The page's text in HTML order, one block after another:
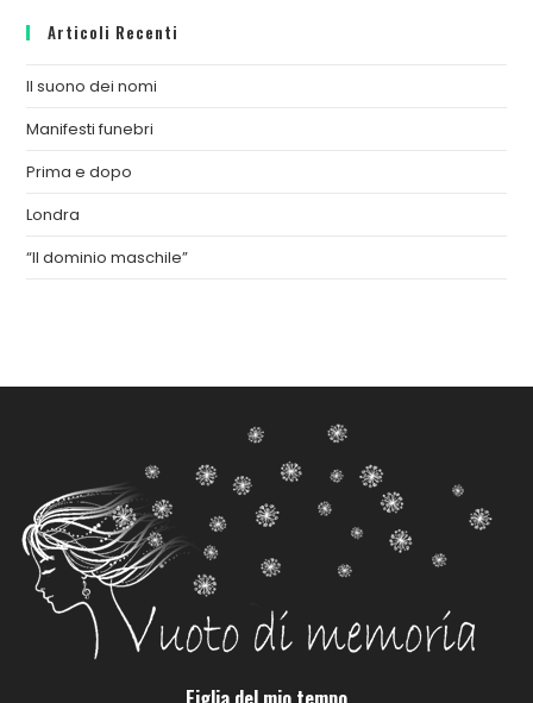
Articoli Recenti
Il suono dei nomi
Manifesti funebri
Prima e dopo
Londra
“Il dominio maschile”